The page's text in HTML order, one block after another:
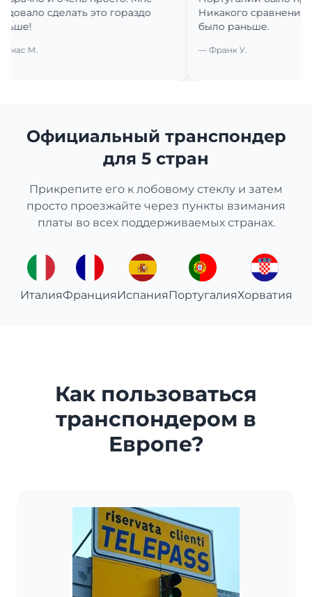
сделать это гораздо
Никакого сравнения с тем,
было раньше.
— Франк У.
Официальный транспондер
для 5 стран
Прикрепите его к лобовому стеклу и затем
просто проезжайте через пункты взимания
платы во всех поддерживаемых странах.
ИталияФранция Испания ПортугалияХорватия
Как пользоваться
транспондером в
Европе?